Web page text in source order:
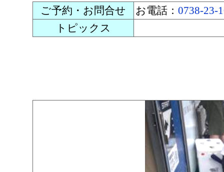
ご予約・お問合せ お電話： 0738-23-
トピックス